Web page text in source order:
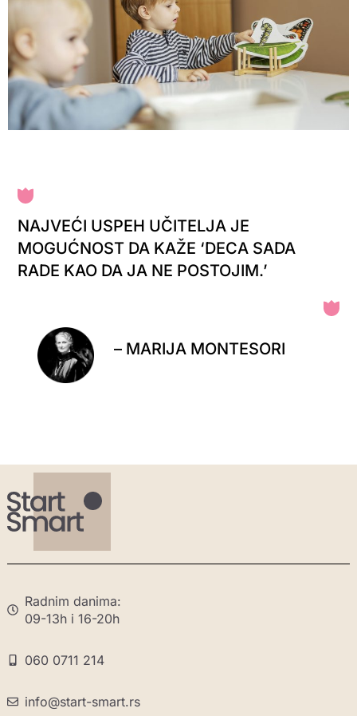
NAJVEĆI USPEH UČITELJA JE
MOGUĆNOST DA KAŽE ‘DECA SADA
RADE KAO DA JA NE POSTOJIM.’
– MARIJA MONTESORI
Radnim danima:
09-13h i 16-20h
060 0711 214
info@start-smart.rs